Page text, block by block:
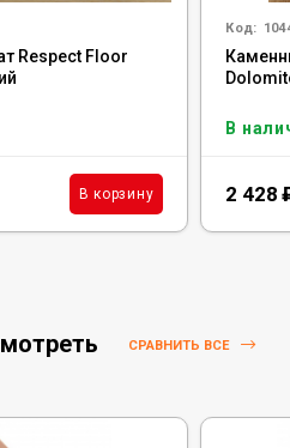
Respect Floor
В корзину
Код:
В
2 428
СРАВНИТЬ ВСЕ